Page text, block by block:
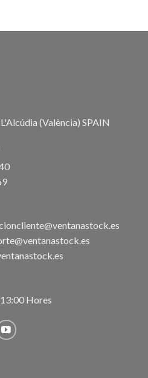
(València) SPAIN
Hores